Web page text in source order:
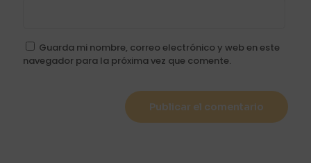
Guarda mi nombre, correo electrónico y web en este
navegador para la próxima vez que comente.